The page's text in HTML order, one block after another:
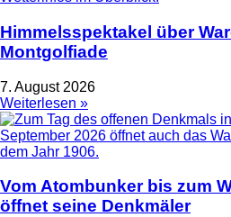
Himmelsspektakel über
Montgolfiade
7. August 2026
Weiterlesen »
Vom Atombunker bis zum
öffnet seine Denkmäler